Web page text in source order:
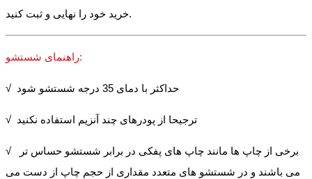
خرید خود را نهایی و ثبت کنید.
راهنمای شستشو:
√ برخی از چاپ ها مانند چاپ های پفکی در برابر شستشو حساس تر
می باشند و در شستشو های متعدد مقداری از حجم چاپ از دست می